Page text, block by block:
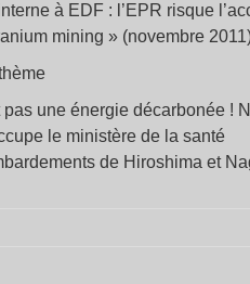
à EDF : l’EPR risque
mining » (novembre
une énergie décarbonée !
le ministère de la santé
de Hiroshima et